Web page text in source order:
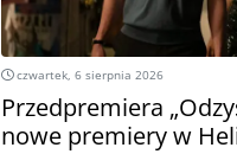
czwartek, 6 sierpnia 2026
Przedpremiera
nowe premiery w